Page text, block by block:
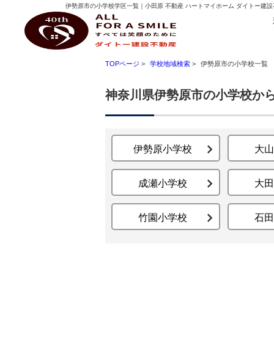
伊勢原市の小学校学区一覧｜小田原 不動産 ハートマイホーム ダイトー建設
ダイトー建設不動産
TOPページ > 学校地域検索 > 伊勢原市の小学校一覧
神奈川県伊勢原市の小学校か
伊勢原小学校 大
成瀬小学校 大
竹園小学校 石